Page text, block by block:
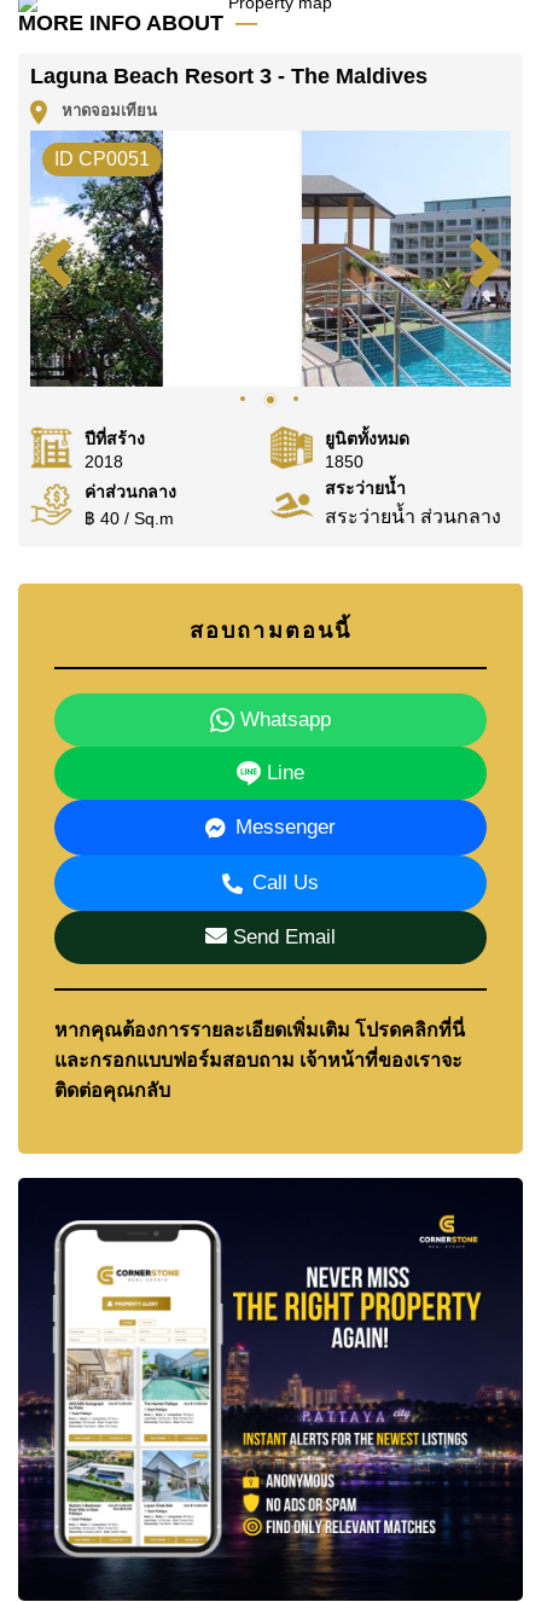
มัดจำ 2 เดือน ก่อนเข้าอยู่อาศัย
ไทย
ค้นพบโอกาสในการทำให้ที่อยู่อาศัยนี้เป็นบ้านในฝันของ
คุณ!
ติดต่อ Cornerstone Real Estate โทร +6638411250
หรือ อีเมลinfo@cornerstone.co.th
WhatsApp ของสำนักงาน: +66807945904และ LINE:
@cornerstonepattaya
MORE INFO ABOUT
Laguna Beach Resort 3 - The Maldives
หาดจอมเทียน
ID CP0051
ปีที่สร้าง
2018
ยูนิตทั้งหมด
1850
ค่าส่วนกลาง
฿ 40 / Sq.m
สระว่ายน้ำ
สระว่ายน้ำ ส่วนกลาง
สอบถามตอนนี้
Whatsapp
Line
Messenger
Call Us
Send Email
หากคุณต้องการรายละเอียดเพิ่มเติม โปรดคลิกที่นี่
และกรอกแบบฟอร์มสอบถาม เจ้าหน้าที่ของเราจะ
ติดต่อคุณกลับ